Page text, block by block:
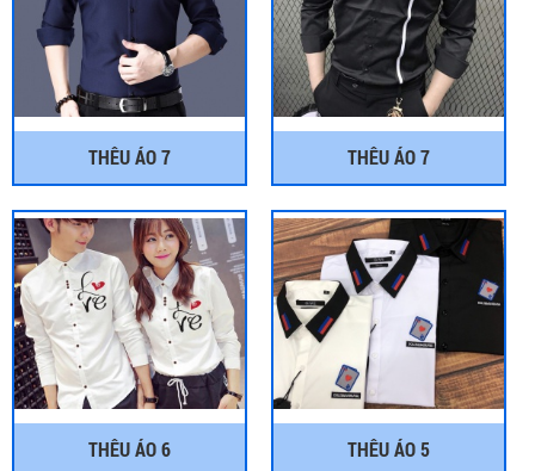
THÊU ÁO 7 THÊU ÁO 7
THÊU ÁO 6 THÊU ÁO 5